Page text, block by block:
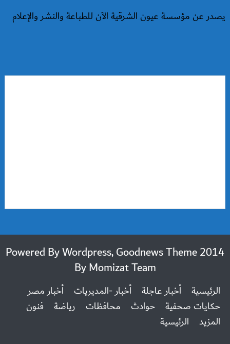
يصدر عن مؤسسة عيون الشرقية الآن للطباعة والنشر والإعلام
2014 Powered By Wordpress, Goodnews Theme
ByMomizat Team
الرئيسية أخبار عاجلة أخبار -المديريات
أخبار مصر
حكايات صحفية
حوادث محافظات رياضة
فنون
المزيد
الرئيسية